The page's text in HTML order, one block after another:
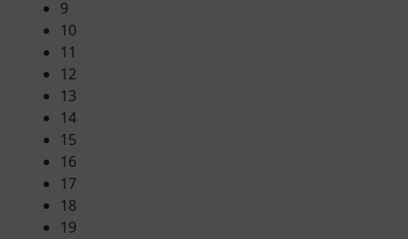
9
10
11
12
13
14
15
16
17
18
19